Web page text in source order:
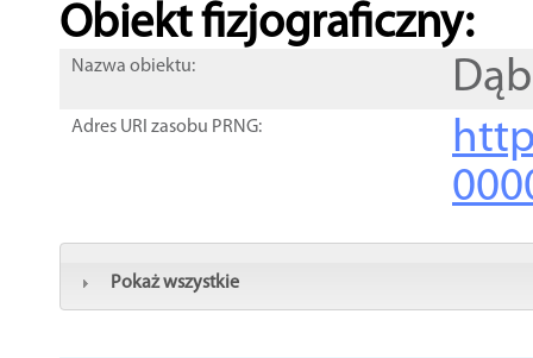
Obiekt fizjograficzny:
Nazwa obiektu:
Adres URI zasobu PRNG:
Pokaż wszystkie